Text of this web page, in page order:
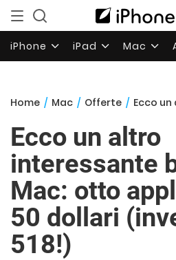
iPhone iPad Mac
Home / Mac / Offerte / Ecco un altro
Ecco un altro
interessante
Mac: otto
50 dollari
518!)